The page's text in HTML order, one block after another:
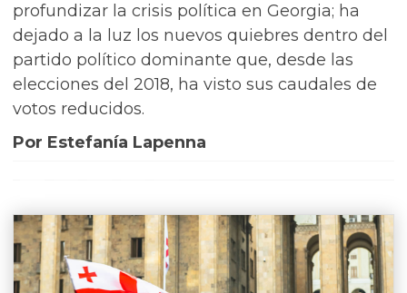
profundizar la crisis política en Georgia; ha
dejado a la luz los nuevos quiebres dentro del
partido político dominante que, desde las
elecciones del 2018, ha visto sus caudales de
votos reducidos.
Por Estefanía Lapenna